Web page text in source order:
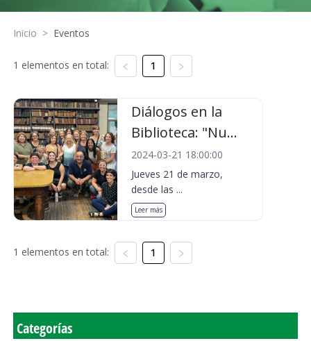
Inicio > Eventos
1 elementos en total: 1
Diálogos en la
Biblioteca: "Nu...
2024-03-21 18:00:00
Jueves 21 de marzo,
desde las ...
Leer más
1 elementos en total: 1
Categorías